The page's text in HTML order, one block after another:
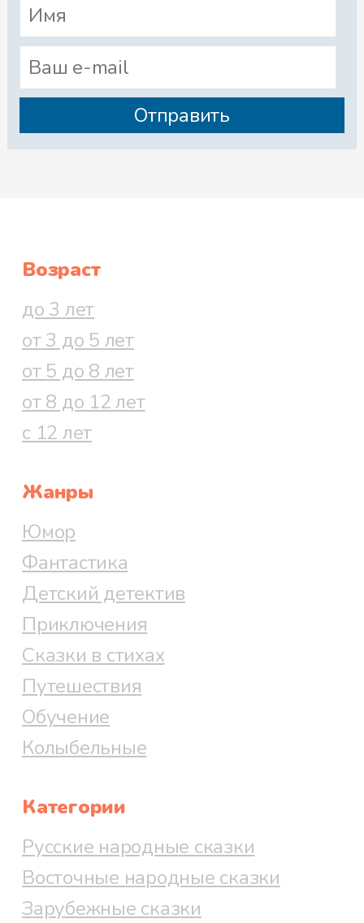
Возраст
до 3 лет
от 3 до 5 лет
от 5 до 8 лет
от 8 до 12 лет
с 12 лет
Жанры
Юмор
Фантастика
Детский детектив
Приключения
Сказки в стихах
Путешествия
Обучение
Колыбельные
Категории
Русские народные сказки
Восточные народные сказки
Зарубежные сказки